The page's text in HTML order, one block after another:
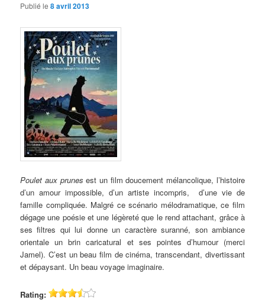
Publié le8 avril 2013
Poulet aux prunes est un film doucement mélancolique, l’histoire
d’un amour impossible, d’un artiste incompris, d’une vie de
famille compliquée. Malgré ce scénario mélodramatique, ce film
dégage une poésie et une légèreté que le rend attachant, grâce à
ses filtres qui lui donne un caractère suranné, son ambiance
orientale un brin caricatural et ses pointes d’humour (merci
Jamel). C’est un beau film de cinéma, transcendant, divertissant
et dépaysant. Un beau voyage imaginaire.
Rating: